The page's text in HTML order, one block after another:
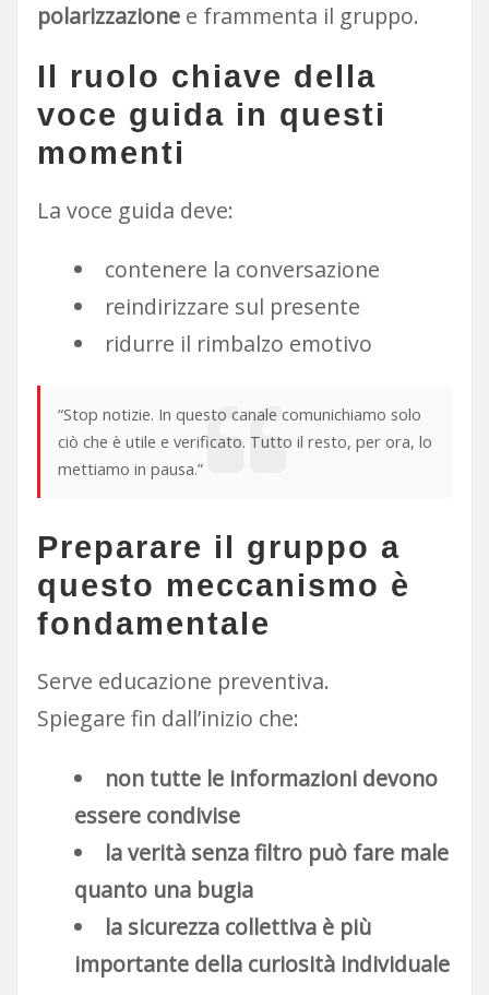
polarizzazionee frammenta il gruppo.
Il ruolo chiave della
voce guida in questi
momenti
La voce guida deve:
contenere la conversazione
reindirizzare sul presente
ridurre il rimbalzo emotivo
“Stop notizie. In questo canale comunichiamo solo
ciò che è utile e verificato. Tutto il resto, per ora, lo
mettiamo in pausa.”
Preparare il gruppo a
questo meccanismo è
fondamentale
Serve educazione preventiva.
Spiegare fin dall’inizio che:
non tutte le informazioni devono
essere condivise
la verità senza filtro può fare male
quanto una bugia
la sicurezza collettiva è più
importante della curiosità individuale